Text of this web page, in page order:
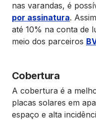
nas varandas, é
por assinatura.
até 10% na conta de
meio dos parceiros
Cobertura
A cobertura é a
placas solares em
espaço e alta